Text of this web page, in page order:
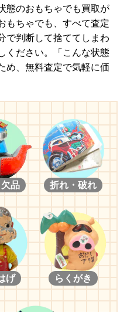
TESTCAR 1999
LA ROSA
B201 G.FICHELLA
B201 J.BUTTON
GP
1ST GP WIN SAN
2001 RALF
1ST GP WIN SAN
1ST GP WIN SAN
態のおもちゃでも買取が
もちゃでも、すべて査定
で判断して捨ててしまわ
ください。「こんな状態
め、無料査定で気軽に価
品 折れ・破れ
げ らくがき